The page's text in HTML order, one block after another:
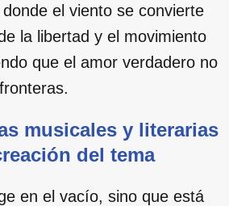
el viento se convierte
la libertad y el movimiento
que el amor verdadero no
musicales y literarias
del tema
en el vacío, sino que está